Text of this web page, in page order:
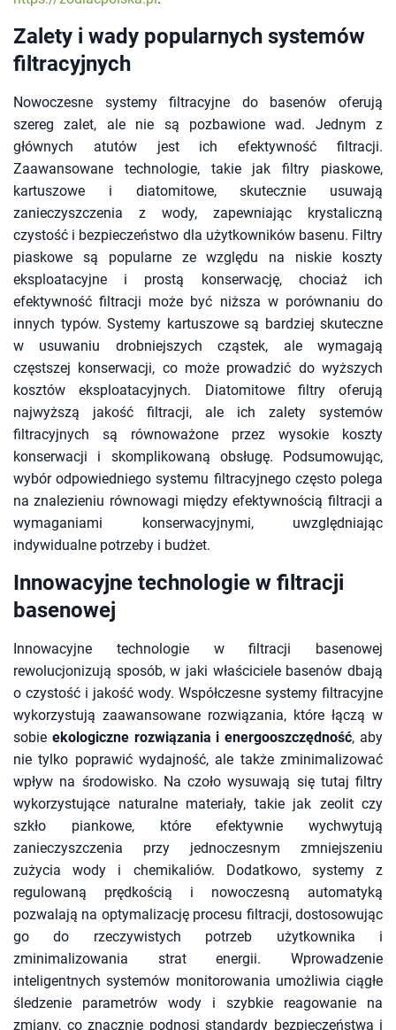
Zalety i wady popularnych systemów
filtracyjnych
Nowoczesne systemy filtracyjne do basenów oferują
szereg zalet, ale nie są pozbawione wad. Jednym z
głównych atutów jest ich efektywność filtracji.
Zaawansowane technologie, takie jak filtry piaskowe,
kartuszowe i diatomitowe, skutecznie usuwają
zanieczyszczenia z wody, zapewniając krystaliczną
czystość i bezpieczeństwo dla użytkowników basenu. Filtry
piaskowe są popularne ze względu na niskie koszty
eksploatacyjne i prostą konserwację, chociaż ich
efektywność filtracji może być niższa w porównaniu do
innych typów. Systemy kartuszowe są bardziej skuteczne
w usuwaniu drobniejszych cząstek, ale wymagają
częstszej konserwacji, co może prowadzić do wyższych
kosztów eksploatacyjnych. Diatomitowe filtry oferują
najwyższą jakość filtracji, ale ich zalety systemów
filtracyjnych są równoważone przez wysokie koszty
konserwacji i skomplikowaną obsługę. Podsumowując,
wybór odpowiedniego systemu filtracyjnego często polega
na znalezieniu równowagi między efektywnością filtracji a
wymaganiami konserwacyjnymi, uwzględniając
indywidualne potrzeby i budżet.
Innowacyjne technologie w filtracji
basenowej
Innowacyjne technologie w filtracji basenowej
rewolucjonizują sposób, w jaki właściciele basenów dbają
o czystość i jakość wody. Współczesne systemy filtracyjne
wykorzystują zaawansowane rozwiązania, które łączą w
sobie ekologiczne rozwiązania i energooszczędność, aby
nie tylko poprawić wydajność, ale także zminimalizować
wpływ na środowisko. Na czoło wysuwają się tutaj filtry
wykorzystujące naturalne materiały, takie jak zeolit czy
szkło piankowe, które efektywnie wychwytują
zanieczyszczenia przy jednoczesnym zmniejszeniu
zużycia wody i chemikaliów. Dodatkowo, systemy z
regulowaną prędkością i nowoczesną automatyką
pozwalają na optymalizację procesu filtracji, dostosowując
go do rzeczywistych potrzeb użytkownika i
zminimalizowania strat energii. Wprowadzenie
inteligentnych systemów monitorowania umożliwia ciągłe
śledzenie parametrów wody i szybkie reagowanie na
zmiany, co znacznie podnosi standardy bezpieczeństwa i